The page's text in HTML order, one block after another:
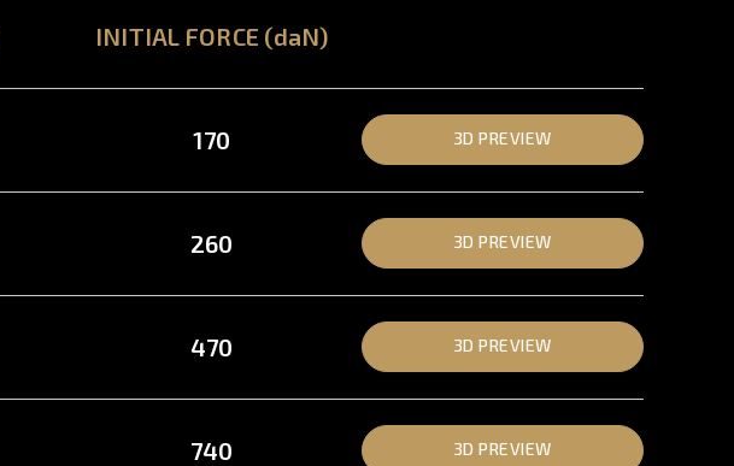
INITIAL FORCE (daN)
170 3D PREVIEW
260 3D PREVIEW
470 3D PREVIEW
740 3D PREVIEW